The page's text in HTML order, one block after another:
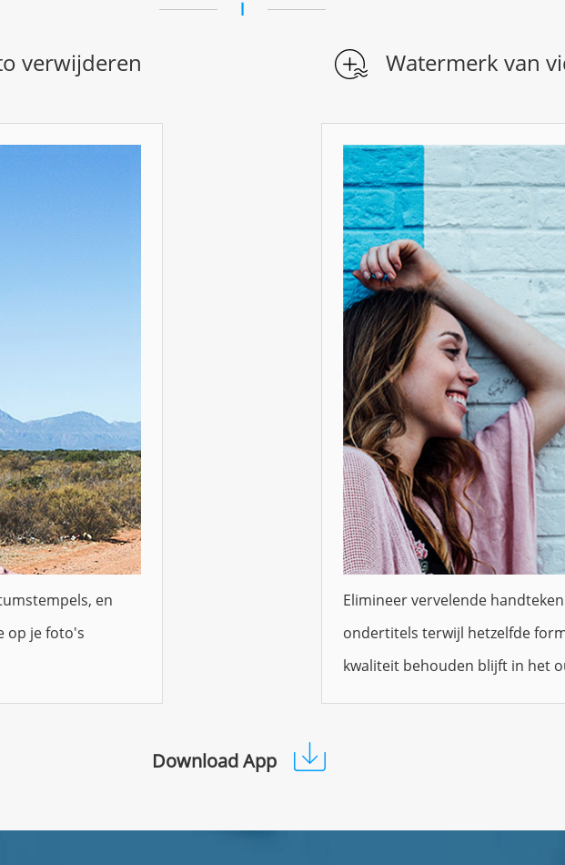
verwijderen
en
op je foto's
Watermerk van
WATERMERK
Elimineer vervelende
ondertitels terwijl hetzelfde
kwaliteit behouden blijft in het
Download App